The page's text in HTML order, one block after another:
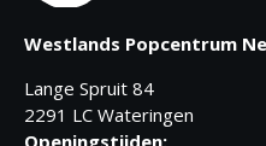
Westlands Popcentrum
Lange Spruit 84
2291 LC Wateringen
Openingstijden: